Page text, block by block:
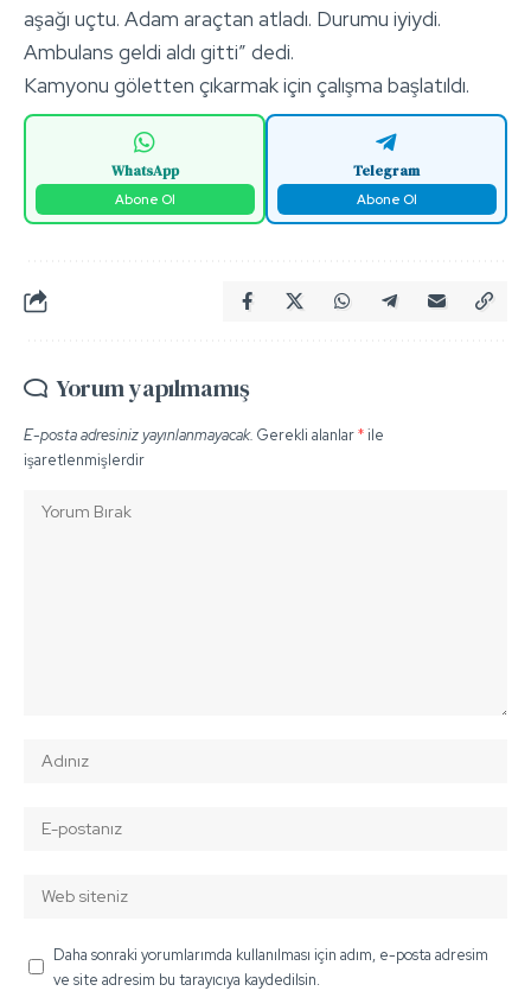
aşağı uçtu. Adam araçtan atladı. Durumu iyiydi.
Ambulans geldi aldı gitti” dedi.
Kamyonu göletten çıkarmak için çalışma başlatıldı.
WhatsApp
Abone Ol
Telegram
Abone Ol
Yorum yapılmamış
E-posta adresiniz yayınlanmayacak. Gerekli alanlar*ile
işaretlenmişlerdir
Daha sonraki yorumlarımda kullanılması için adım, e-posta adresim
ve site adresim bu tarayıcıya kaydedilsin.